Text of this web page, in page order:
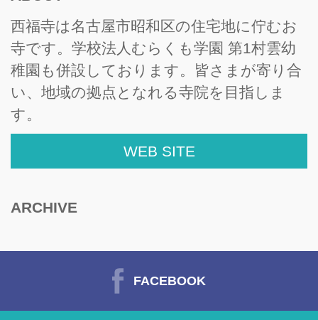
西福寺は名古屋市昭和区の住宅地に佇むお
寺です。学校法人むらくも学園 第1村雲幼
稚園も併設しております。皆さまが寄り合
い、地域の拠点となれる寺院を目指しま
す。
WEB SITE
ARCHIVE
FACEBOOK